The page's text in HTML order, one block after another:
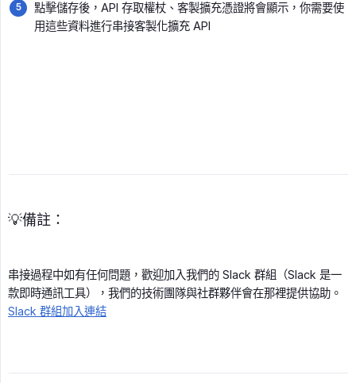
點擊儲存後，API 存取權杖、客製擴充憑證將會顯示，你需要使
用這些資料進行串接客製化擴充 API
💡備註：
串接過程中如有任何問題，歡迎加入我們的 Slack 群組（Slack 是一
款即時通訊工具），我們的技術團隊與社群夥伴會在那裡提供協助。
Slack 群組加入連結